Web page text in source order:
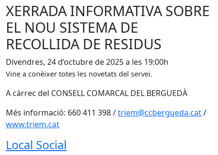
XERRADA INFORMATIVA SOBRE
EL NOU SISTEMA DE
RECOLLIDA DE RESIDUS
Divendres, 24 d’octubre de 2025 a les 19:00h
Vine a conèixer totes les novetats del servei.
A càrrec del CONSELL COMARCAL DEL BERGUEDÀ
Més informació: 660 411 398 /triem@ccbergueda.cat/
www.triem.cat
Local Social